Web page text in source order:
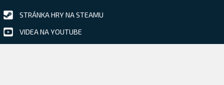
STRÁNKA HRY NA STEAMU
VIDEA NA YOUTUBE